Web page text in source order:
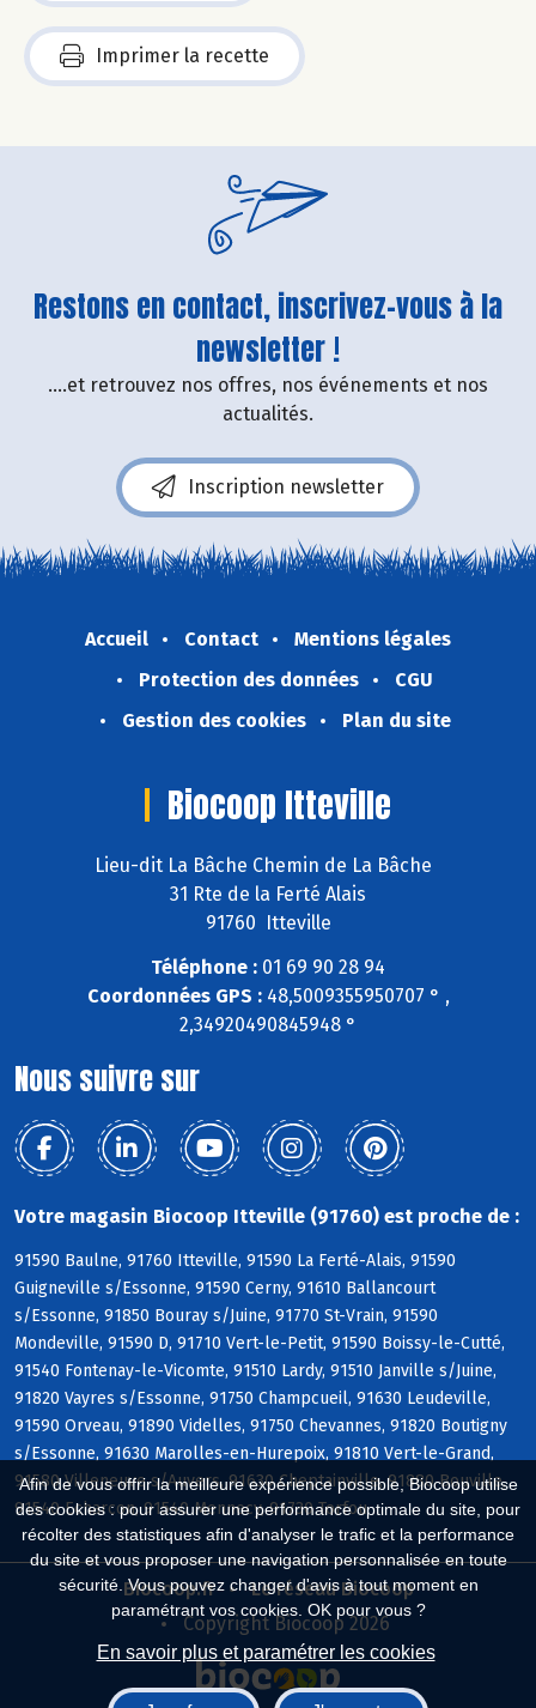
Afin de vous offrir la meilleure expérience possible, Biocoop utilise
des cookies : pour assurer une performance optimale du site, pour
récolter des statistiques afin d'analyser le trafic et la performance
du site et vous proposer une navigation personnalisée en toute
sécurité. Vous pouvez changer d'avis à tout moment en
paramétrant vos cookies. OK pour vous ?
En savoir plus et paramétrer les cookies
Imprimer la recette
Restons en contact, inscrivez-vous à la
newsletter !
....et retrouvez nos offres, nos événements et nos
actualités.
Inscription newsletter
Accueil Contact
Mentions légales
Protection des données
CGU
Gestion des cookies
Plan du site
Biocoop Itteville
Lieu-dit La Bâche Chemin de La Bâche
31 Rte de la Ferté Alais
91760 Itteville
Téléphone : 01 69 90 28 94
Coordonnées GPS :48,5009355950707 ° ,
2,34920490845948 °
Nous suivre sur
Votre magasin Biocoop Itteville (91760) est proche de :
91590 Baulne, 91760 Itteville, 91590 La Ferté-Alais, 91590
Guigneville s/Essonne, 91590 Cerny, 91610 Ballancourt
s/Essonne, 91850 Bouray s/Juine, 91770 St-Vrain, 91590
Mondeville, 91590 D, 91710 Vert-le-Petit, 91590 Boissy-le-Cutté,
91540 Fontenay-le-Vicomte, 91510 Lardy, 91510 Janville s/Juine,
91820 Vayres s/Essonne, 91750 Champcueil, 91630 Leudeville,
91590 Orveau, 91890 Videlles, 91750 Chevannes, 91820 Boutigny
s/Essonne, 91630 Marolles-en-Hurepoix, 91810 Vert-le-Grand,
91580 Villeneuve s/Auvers, 91630 Cheptainville, 91880 Bouville,
91540 Echarcon, 91540 Mennecy, 91730 Torfou
Biocoop.fr
Le réseau Biocoop
Copyright Biocoop 2026